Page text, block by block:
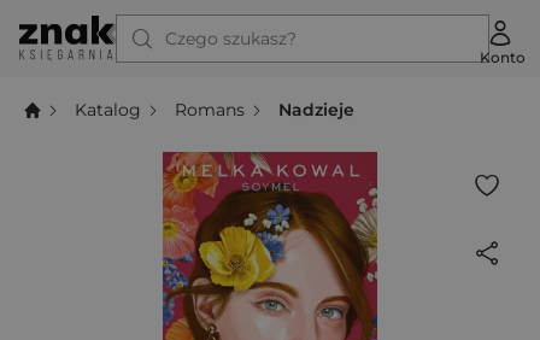
Czego szukasz?
Konto
Katalog Romans Nadzieje